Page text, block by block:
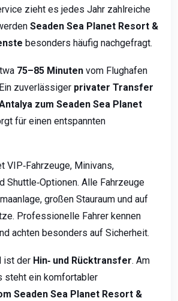
zieht es jedes Jahr zahlreiche
Seaden Sea Planet Resort &
besonders häufig nachgefragt.
75–85 Minuten vom Flughafen
zuverlässiger privater Transfer
zum Seaden Sea Planet
für einen entspannten
VIP‑Fahrzeuge, Minivans,
Shuttle‑Optionen. Alle Fahrzeuge
großen Stauraum und auf
Professionelle Fahrer kennen
achten besonders auf Sicherheit.
ist der Hin‑ und Rücktransfer. Am
steht ein komfortabler
Seaden Sea Planet Resort &